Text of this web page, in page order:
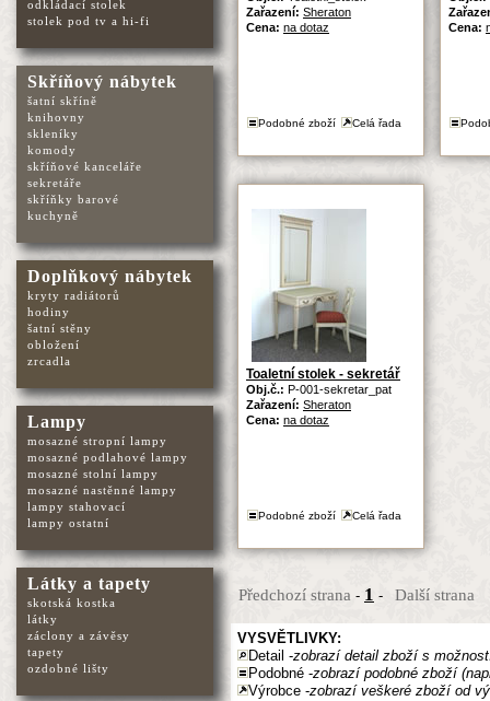
Zařazení: Sheraton
Cena: na dotaz
Podobné zboží Celá řada
Cena:
Toaletní stolek - sekretář
Obj.č.: P-001-sekretar_pat
Zařazení: Sheraton
Cena: na dotaz
Podobné zboží Celá řada
Předchozí strana- 1 - Další strana
VYSVĚTLIVKY:
Detail -zobrazí detail zboží s
Podobné -zobrazí podobné zboží
Výrobce -zobrazí veškeré zboží od
odkládací stolek
stolek pod tv a hi-fi
Skříňový nábytek
šatní skříně
knihovny
skleníky
komody
skříňové kanceláře
sekretáře
skříňky barové
kuchyně
Doplňkový nábytek
kryty radiátorů
hodiny
šatní stěny
obložení
zrcadla
Lampy
mosazné stropní lampy
mosazné podlahové lampy
mosazné stolní lampy
mosazné nastěnné lampy
lampy stahovací
lampy ostatní
Látky a tapety
skotská kostka
látky
záclony a závěsy
tapety
ozdobné lišty